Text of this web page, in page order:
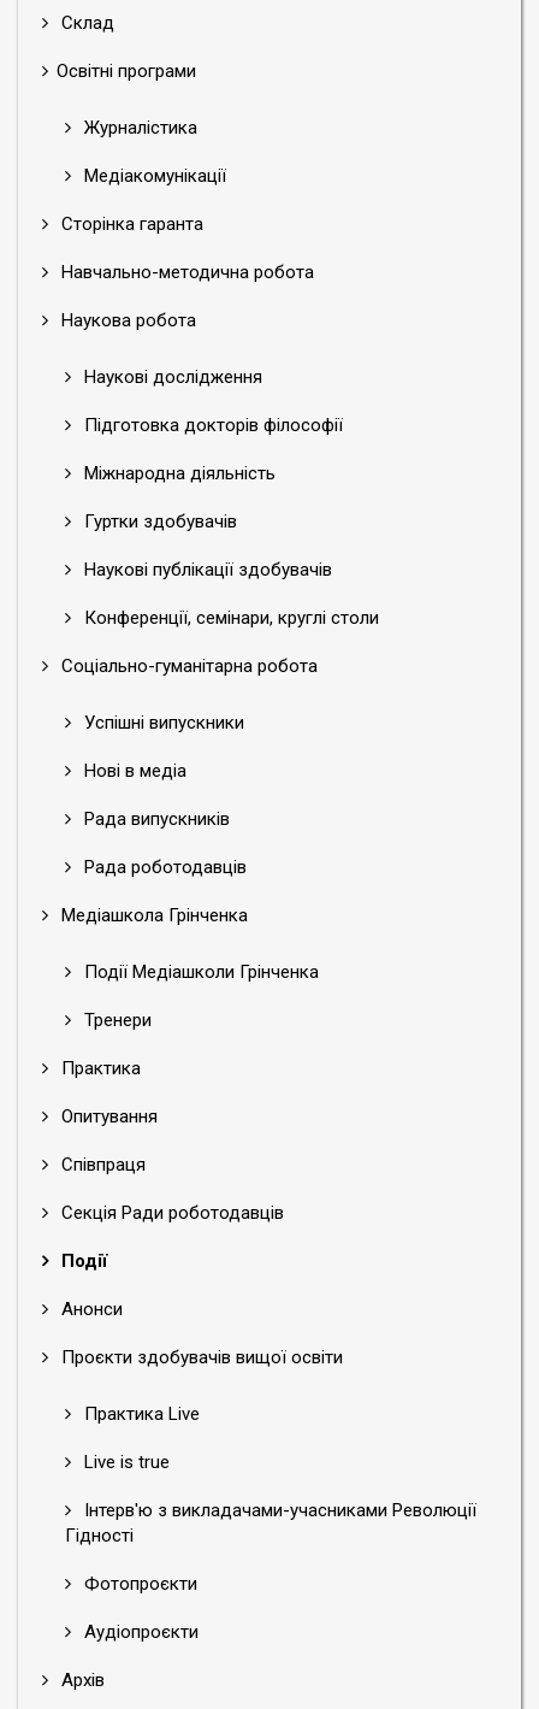
Склад
Освітні програми
Журналістика
Медіакомунікації
Сторінка гаранта
Навчально-методична робота
Наукова робота
Наукові дослідження
Підготовка докторів філософії
Міжнародна діяльність
Гуртки здобувачів
Наукові публікації здобувачів
Конференції, семінари, круглі столи
Соціально-гуманітарна робота
Успішні випускники
Нові в медіа
Рада випускників
Рада роботодавців
Медіашкола Грінченка
Події Медіашколи Грінченка
Тренери
Практика
Опитування
Співпраця
Секція Ради роботодавців
Події
Анонси
Проєкти здобувачів вищої освіти
Практика Live
Live is true
Інтерв'ю з викладачами-учасниками Революції
Гідності
Фотопроєкти
Аудіопроєкти
Архів